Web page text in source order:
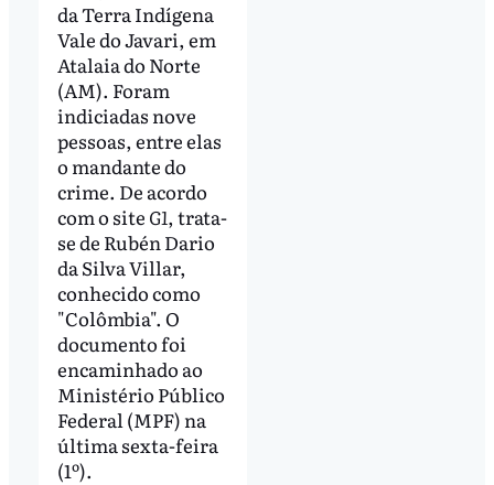
da Terra Indígena
Vale do Javari, em
Atalaia do Norte
(AM). Foram
indiciadas nove
pessoas, entre elas
o mandante do
crime. De acordo
com o site G1, trata-
se de Rubén Dario
da Silva Villar,
conhecido como
"Colômbia". O
documento foi
encaminhado ao
Ministério Público
Federal (MPF) na
última sexta-feira
(1º).